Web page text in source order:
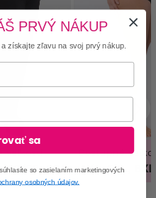
veľkosti
58, 60/62,48/50, 52/54,
Dostupné
3XL, 4XL, 5XL, 6XL,
PRVÝ NÁKUP
získajte zľavu na svoj prvý nákup.
sa
so zasielaním marketingových
osobných údajov.